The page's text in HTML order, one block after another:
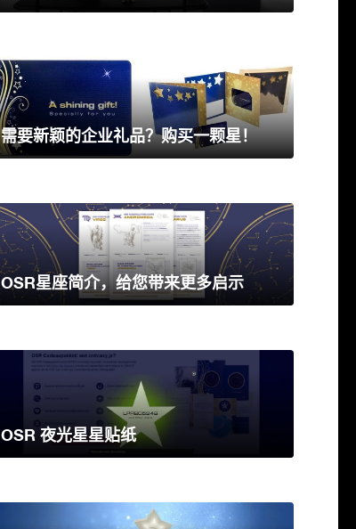
需要新颖的企业礼品？购买一颗星！
OSR星座简介，给您带来更多启示
OSR 夜光星星贴纸